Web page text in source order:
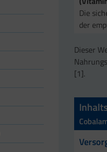
Die
der
Dieser
[1].